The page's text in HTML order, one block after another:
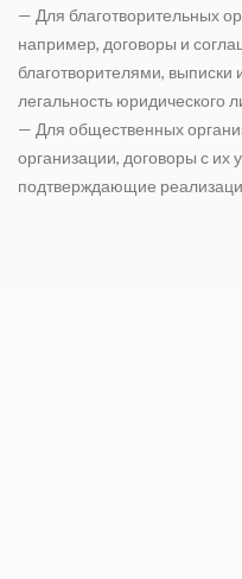
— Для благотворительных
например, договоры и
благотворителями,
легальность юридического
— Для общественных
организации, договоры с их
подтверждающие